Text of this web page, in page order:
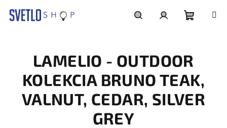
košík
LAMELIO - OUTDOOR
KOLEKCIA BRUNO TEAK,
VALNUT, CEDAR, SILVER
GREY